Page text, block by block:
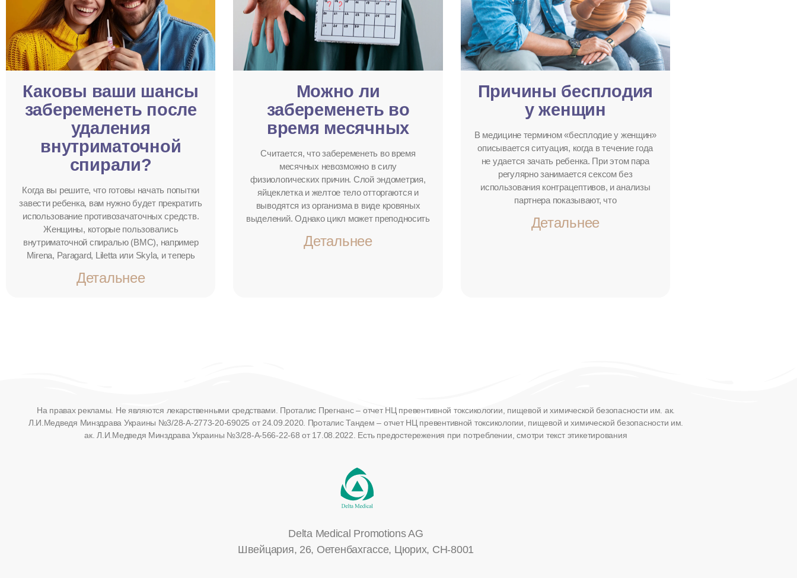
Каковы ваши шансы
забеременеть после
удаления
внутриматочной
спирали?
Когда вы решите, что готовы начать попытки
завести ребенка, вам нужно будет прекратить
использование противозачаточных средств.
Женщины, которые пользовались
внутриматочной спиралью (ВМС), например
Mirena, Paragard, Liletta или Skyla, и теперь
Детальнее
Можно ли
забеременеть во
время месячных
Считается, что забеременеть во время
месячных невозможно в силу
физиологических причин. Слой эндометрия,
яйцеклетка и желтое тело отторгаются и
выводятся из организма в виде кровяных
выделений. Однако цикл может преподносить
Детальнее
Причины бесплодия
у женщин
В медицине термином «бесплодие у женщин»
описывается ситуация, когда в течение года
не удается зачать ребенка. При этом пара
регулярно занимается сексом без
использования контрацептивов, и анализы
партнера показывают, что
Детальнее
На правах рекламы. Не являются лекарственными средствами. Проталис Прегнанс – отчет НЦ превентивной токсикологии, пищевой и химической безопасности им. ак.
Л.И.Медведя Минздрава Украины №3/28-А-2773-20-69025 от 24.09.2020. Проталис Тандем – отчет НЦ превентивной токсикологии, пищевой и химической безопасности им.
ак. Л.И.Медведя Минздрава Украины №3/28-А-566-22-68 от 17.08.2022. Есть предостережения при потреблении, смотри текст этикетирования
Delta Medical Promotions AG
Швейцария, 26, Оетенбахгассе, Цюрих, CH-8001